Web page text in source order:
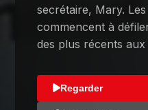
secrétaire, Mary.
commencent à
des plus récents aux
Regarder